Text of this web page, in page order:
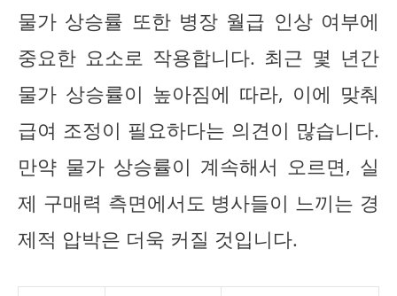
물가 상승률 또한 병장 월급 인상 여부에
중요한 요소로 작용합니다. 최근 몇 년간
물가 상승률이 높아짐에 따라, 이에 맞춰
급여 조정이 필요하다는 의견이 많습니다.
만약 물가 상승률이 계속해서 오르면, 실
제 구매력 측면에서도 병사들이 느끼는 경
제적 압박은 더욱 커질 것입니다.